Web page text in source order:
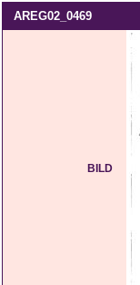
AREG02_0469
BILD